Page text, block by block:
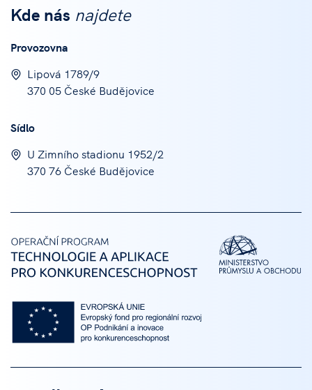
Kde nás najdete
Provozovna
Lipová 1789/9
370 05 České Budějovice
Sídlo
U Zimního stadionu 1952/2
370 76 České Budějovice